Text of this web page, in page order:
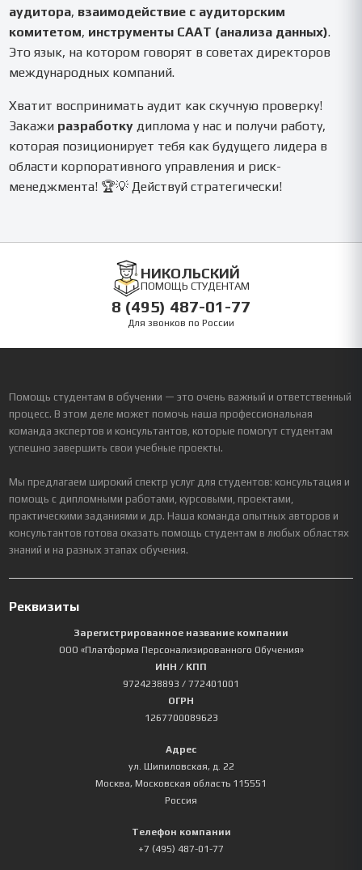
аудитора, взаимодействие с аудиторским
комитетом, инструменты CAAT (анализа данных).
Это язык, на котором говорят в советах директоров
международных компаний.
Хватит воспринимать аудит как скучную проверку!
Закажи разработку диплома у нас и получи работу,
которая позиционирует тебя как будущего лидера в
области корпоративного управления и риск-
менеджмента! 🏆💡 Действуй стратегически!
НИКОЛЬСКИЙ
ПОМОЩЬ СТУДЕНТАМ
8 (495) 487-01-77
Для звонков по России
Помощь студентам в обучении — это очень важный и ответственный
процесс. В этом деле может помочь наша профессиональная
команда экспертов и консультантов, которые помогут студентам
успешно завершить свои учебные проекты.
Мы предлагаем широкий спектр услуг для студентов: консультация и
помощь с дипломными работами, курсовыми, проектами,
практическими заданиями и др. Наша команда опытных авторов и
консультантов готова оказать помощь студентам в любых областях
знаний и на разных этапах обучения.
Реквизиты
Зарегистрированное название компании
ООО «Платформа Персонализированного Обучения»
ИНН / КПП
9724238893 / 772401001
ОГРН
1267700089623
Адрес
ул. Шипиловская, д. 22
Москва, Московская область 115551
Россия
Телефон компании
+7 (495) 487-01-77